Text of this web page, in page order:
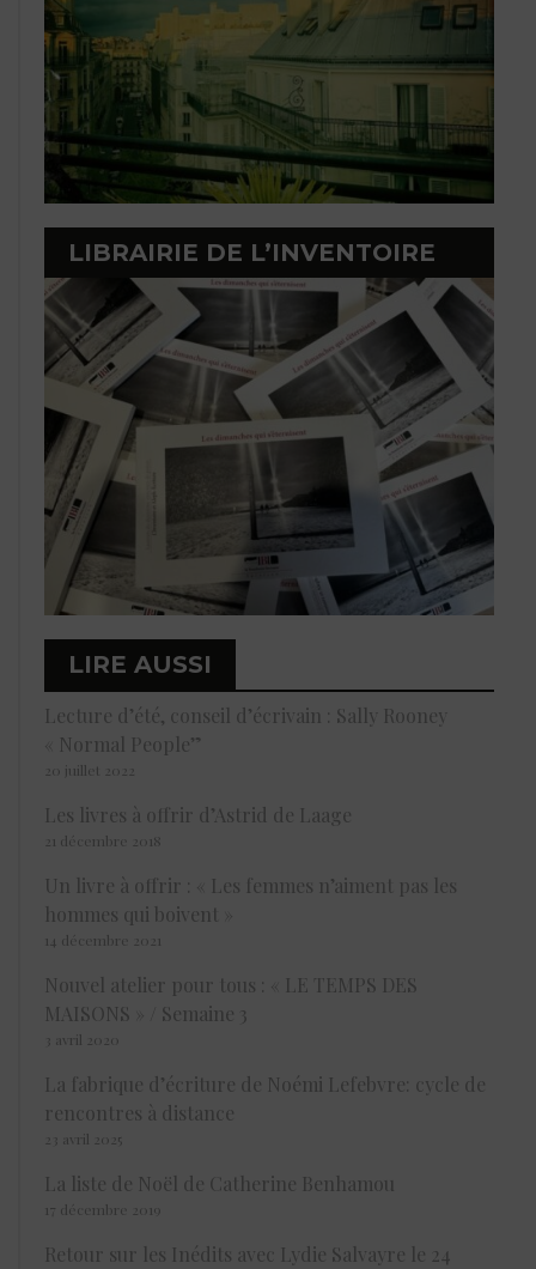
LIBRAIRIE DE L’INVENTOIRE
LIRE AUSSI
Lecture d’été, conseil d’écrivain : Sally Rooney
« Normal People”
20 juillet 2022
Les livres à offrir d’Astrid de Laage
21 décembre 2018
Un livre à offrir : « Les femmes n’aiment pas les
hommes qui boivent »
14 décembre 2021
Nouvel atelier pour tous : « LE TEMPS DES
MAISONS » / Semaine 3
3 avril 2020
La fabrique d’écriture de Noémi Lefebvre: cycle de
rencontres à distance
23 avril 2025
La liste de Noël de Catherine Benhamou
17 décembre 2019
Retour sur les Inédits avec Lydie Salvayre le 24